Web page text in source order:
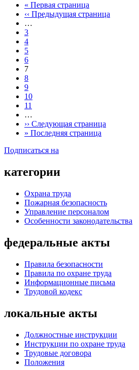
« Первая страница
‹‹ Предыдущая страница
…
3
4
5
6
7
8
9
10
11
…
›› Следующая страница
» Последняя страница
Подписаться на
категории
Охрана труда
Пожарная безопасность
Управление персоналом
Особенности законодательства
федеральные акты
Правила безопасности
Правила по охране труда
Информационные письма
Трудовой кодекс
локальные акты
Должностные инструкции
Инструкции по охране труда
Трудовые договора
Положения